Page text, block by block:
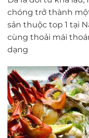
chóng trở thành
sản thuộc top 1 tại
cùng thoải mái
dạng